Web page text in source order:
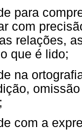
para
com
relações,
que é lido;
na
com a